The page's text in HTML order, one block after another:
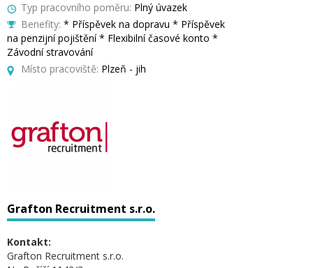
Typ pracovního poměru: Plný úvazek
Benefity: * Příspěvek na dopravu * Příspěvek
na penzijní pojištění * Flexibilní časové konto *
Závodní stravování
Místo pracoviště: Plzeň - jih
Grafton Recruitment s.r.o.
Kontakt:
Grafton Recruitment s.r.o.